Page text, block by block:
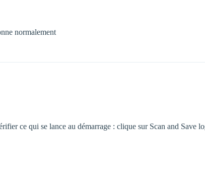
normalement
ce qui se lance au démarrage : clique sur Scan and Save